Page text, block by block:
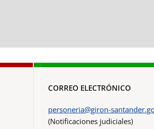
CORREO ELECTRÓNICO
personeria@giron-
(Notificaciones judiciales)